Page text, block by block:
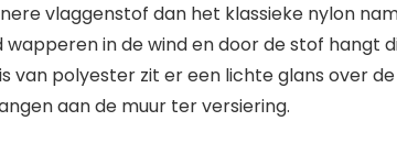
vlaggenstof dan het klassieke nylon
wapperen in de wind en door de stof hangt
van polyester zit er een lichte glans over
aan de muur ter versiering.